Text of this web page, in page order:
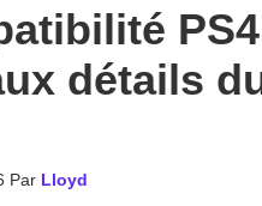
détails
Par Lloyd